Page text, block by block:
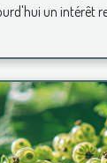
un intérêt